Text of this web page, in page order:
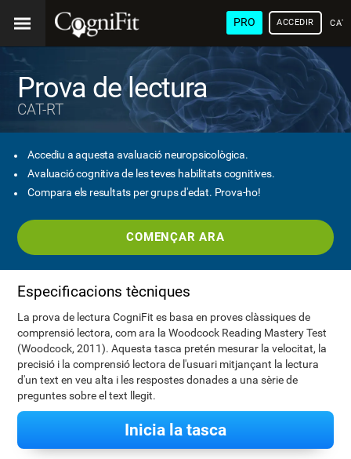
PRO ACCEDIR
Prova de lectura
CAT-RT
Accediu a aquesta avaluació neuropsicològica.
Avaluació cognitiva de les teves habilitats cognitives.
Compara els resultats per grups d'edat. Prova-ho!
COMENÇAR ARA
Especificacions tècniques
La prova de lectura CogniFit es basa en proves clàssiques de
comprensió lectora, com ara la Woodcock Reading Mastery Test
(Woodcock, 2011). Aquesta tasca pretén mesurar la velocitat, la
precisió i la comprensió lectora de l'usuari mitjançant la lectura
d'un text en veu alta i les respostes donades a una sèrie de
preguntes sobre el text llegit.
Inicia la tasca